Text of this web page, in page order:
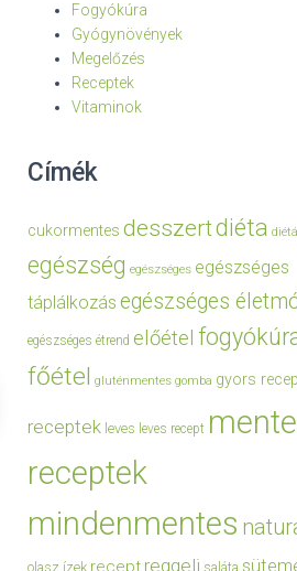
Fogyókúra
Gyógynövények
Megelőzés
Receptek
Vitaminok
Címék
cukormentes desszertdiéta
egészség egészséges egészséges
táplálkozás egészséges
egészséges étrend előétel
főétel gluténmentes gomba gyors
receptek leves leves recept
receptek
mindenmentes
olasz ízek recept reggeli saláta